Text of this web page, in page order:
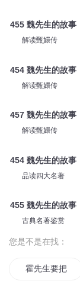
455 魏先生的故事
解读甄嬛传
454 魏先生的故事
解读甄嬛传
457 魏先生的故事
解读甄嬛传
454 魏先生的故事
品读四大名著
455 魏先生的故事
古典名著鉴赏
您是不是在找：
霍先生要把我